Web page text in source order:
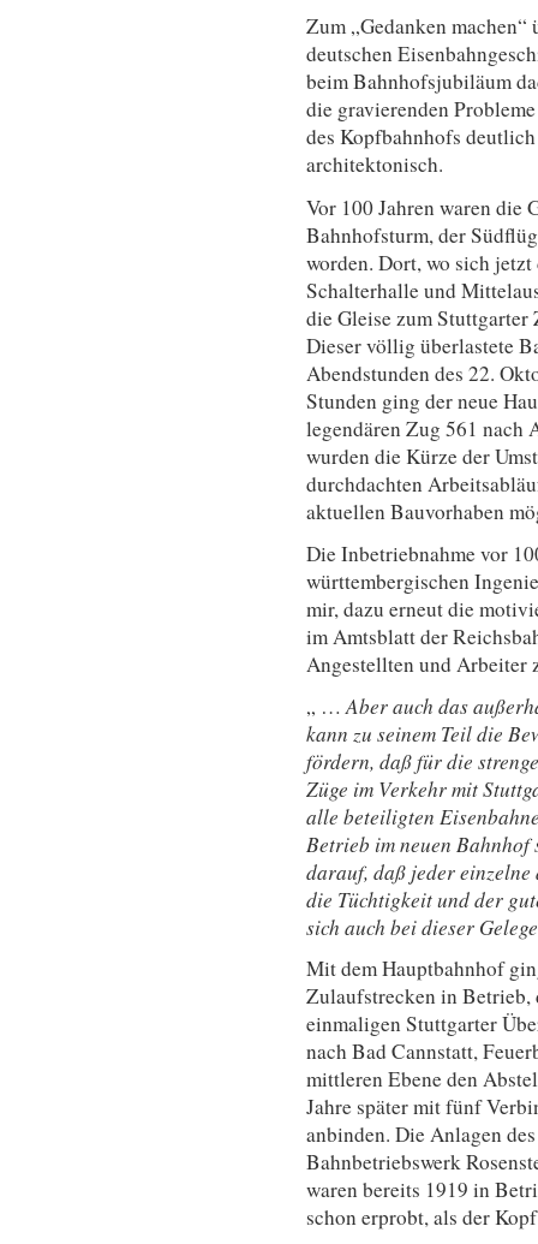
Zum „Gedanken
deutschen
beim Bahnhofsjubiläum
die gravierenden
des Kopfbahnhofs
architektonisch.
Vor 100 Jahren waren die
Bahnhofsturm, der
worden. Dort, wo sich
Schalterhalle und
die Gleise zum
Dieser völlig überlastete
Abendstunden des 22.
Stunden ging der neue
legendären Zug 561 nach
wurden die Kürze der
durchdachten
aktuellen Bauvorhaben
Die Inbetriebnahme vor
württembergischen
mir, dazu erneut die
im Amtsblatt der
Angestellten und Arbeiter
„ … Aber auch das
kann zu seinem Teil die
fördern, daß für die
Züge im Verkehr mit
alle beteiligten
Betrieb im neuen
darauf, daß jeder
die Tüchtigkeit und der
sich auch bei dieser
Mit dem Hauptbahnhof
Zulaufstrecken in Betrieb,
einmaligen Stuttgarter
nach Bad Cannstatt,
mittleren Ebene den
Jahre später mit fünf
anbinden. Die Anlagen
Bahnbetriebswerk
waren bereits 1919 in
schon erprobt, als der